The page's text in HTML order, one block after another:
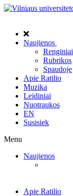
Naujienos
Renginiai
Rubrikos
Spaudoje
Apie Ratilio
Muzika
Leidiniai
Nuotraukos
EN
Susisiek
Menu
Naujienos
Apie Ratilio